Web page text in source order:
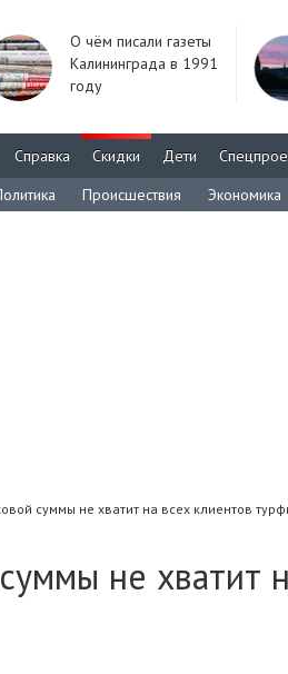
О чём писали газеты
Калининграда в 1991
году
Справка Скидки Дети
Происшествия Экономика
суммы не хватит на всех клиентов
не хватит